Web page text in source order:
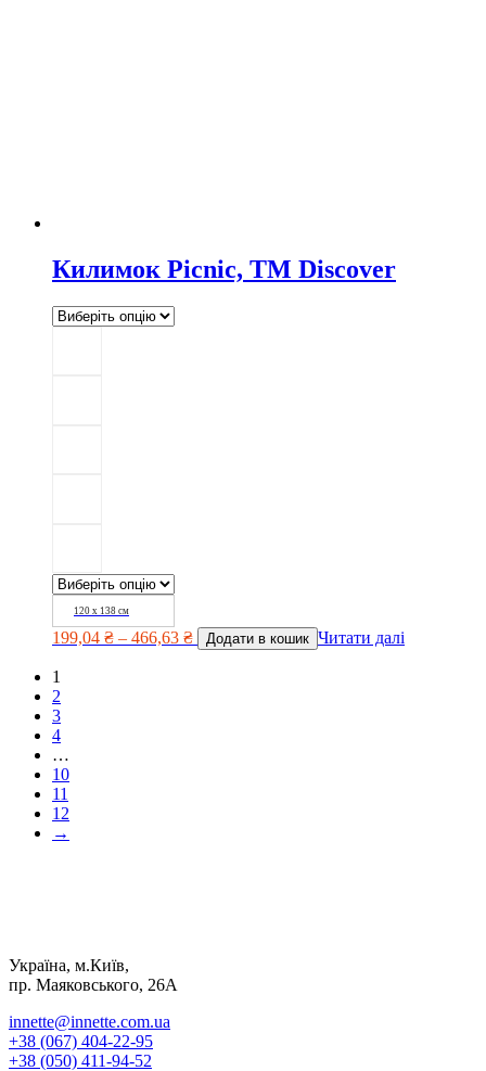
Килимок Picnic, TM Discover
120 х 138 см
199,04 ₴ – 466,63 ₴ Додати в кошик Читати далі
1
2
3
4
…
10
11
12
→
Україна, м.Київ,
пр. Маяковського, 26А
innette@innette.com.ua
+38 (067) 404-22-95
+38 (050) 411-94-52